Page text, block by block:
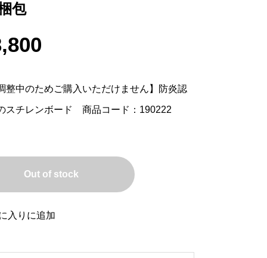
包
整中のためご購入いただけません】防炎認
スチレンボード 商品コード：190222
Out of stock
入りに追加